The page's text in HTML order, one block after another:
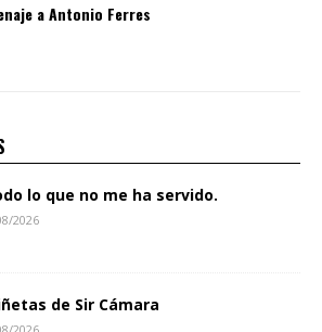
a Antonio Ferres
lo que no me ha servido.
2026
de Sir Cámara